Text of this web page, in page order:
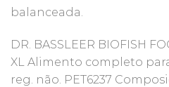
balanceada.
DR. BASSLEER BIOFISH
XL Alimento completo
reg. não. PET6237